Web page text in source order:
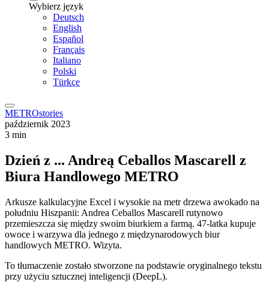
Wybierz język
Deutsch
English
Español
Français
Italiano
Polski
Türkçe
METROstories
październik 2023
3 min
Dzień z ... Andreą Ceballos Mascarell z
Biura Handlowego METRO
Arkusze kalkulacyjne Excel i wysokie na metr drzewa awokado na
południu Hiszpanii: Andrea Ceballos Mascarell rutynowo
przemieszcza się między swoim biurkiem a farmą. 47-latka kupuje
owoce i warzywa dla jednego z międzynarodowych biur
handlowych METRO. Wizyta.
To tłumaczenie zostało stworzone na podstawie oryginalnego tekstu
przy użyciu sztucznej inteligencji (DeepL).